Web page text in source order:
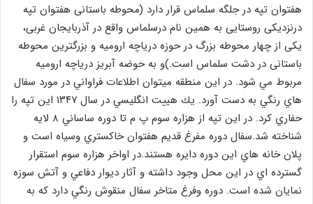
هفتوان تپه در جلگه سلماس قرار دارد (محوطه باستانی هفتوان تپه
درنزدیکی روستایی به همین نام درسلماس واقع در آذربایجان غربی،
یکی از چهار محوطه بزرگ در حوزه دریاچه ارومیه و بزرگترین محوطه
باستانی در دشت سلماس است.)و به حوضه آبريز درياچه اروميه
مربوط مي شود. در اين منطقه ميتوان اطلاعات فراواني در مورد سفال
هاي رنگي به دست آورد. يك هييت انگليسي در سال ۱۳۴۷ اين تپه را
حفاري كرد. در اين تپه از هزاره سوم پ م تا دوره ساساني ۸ لايه
شناخته شد.سفال دوره مفرغ قديم هفتوان خاكستري وسياه است و
پلان خانه هاي اين دوره دايره هستند.در اواخر هزاره سوم استقرار
گسترده اي در اين محل وجود داشته و آثار ديوار دفاعي و آتش سوزه
نمايان شده است. دوره وفرغ متاخر سفال منقوش رنگي دارد كه به